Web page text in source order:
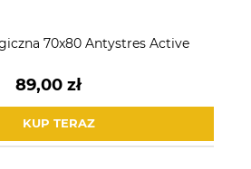
70x80 Antystres Active
89,00 zł
KUP TERAZ